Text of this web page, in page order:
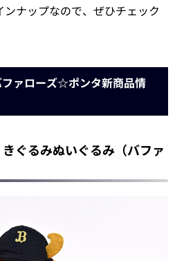
ナップなので、ぜひチェック
ファローズ☆ポンタ新商品情
ぐるみぬいぐるみ（バファ